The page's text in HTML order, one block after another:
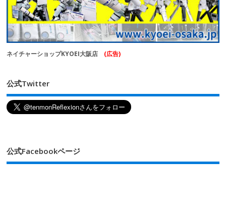
ネイチャーショップKYOEI大阪店 (広告)
公式Twitter
公式Facebookページ